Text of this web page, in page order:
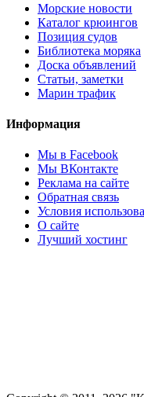
Морские новости
Каталог крюингов
Позиция судов
Библиотека моряка
Доска объявлений
Статьи, заметки
Марин трафик
Информация
Мы в Facebook
Мы ВКонтакте
Реклама на сайте
Обратная связь
Условия
О сайте
Лучший хостинг